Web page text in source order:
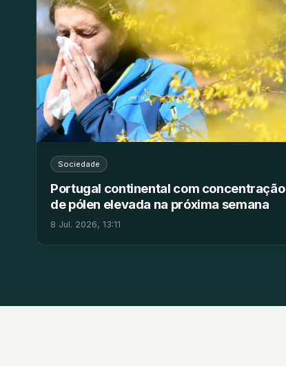
Sociedade
Portugal continental com concentração
de pólen elevada na próxima semana
8 Jul. 2026, 13:11